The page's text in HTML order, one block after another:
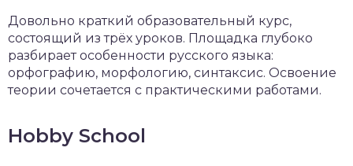
Довольно краткий образовательный курс,
состоящий из трёх уроков. Площадка глубоко
разбирает особенности русского языка:
орфографию, морфологию, синтаксис. Освоение
теории сочетается с практическими работами.
Hobby School